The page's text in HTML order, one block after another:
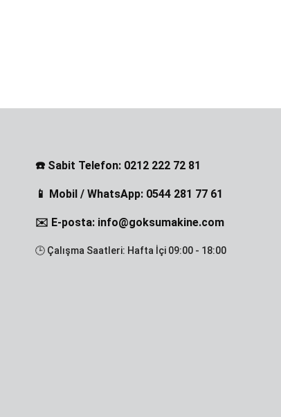
☎️ Sabit Telefon: 0212 222 72 81
📱 Mobil / WhatsApp: 0544 281 77 61
✉️ E-posta: info@goksumakine.com
🕒 Çalışma Saatleri: Hafta İçi 09:00 - 18:00